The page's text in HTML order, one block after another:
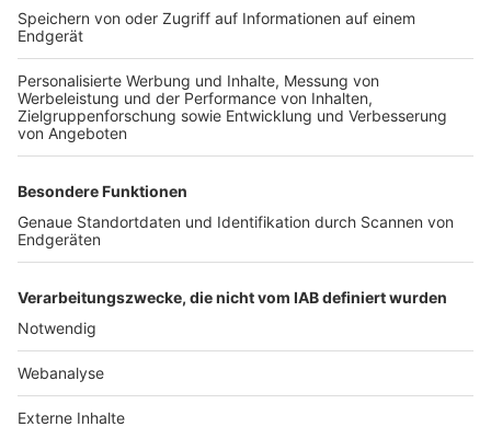
TOP-VEREINE
TOP-PARTNER
Nutzungsbedingungen Datenschutz Impressum